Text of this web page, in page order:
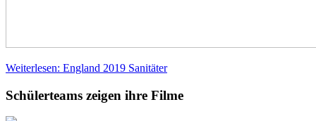
Weiterlesen: England 2019 Sanitäter
Schülerteams zeigen ihre Filme